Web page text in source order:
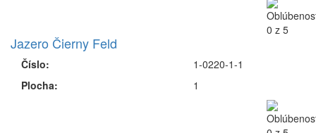
Zohorský kanál č. 2
Číslo:
Plocha:
1-1490-1-1
4